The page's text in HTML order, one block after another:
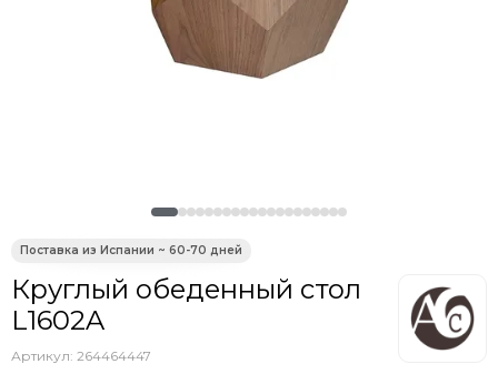
Круглый обеденный стол
L1602A
Артикул: 264464447